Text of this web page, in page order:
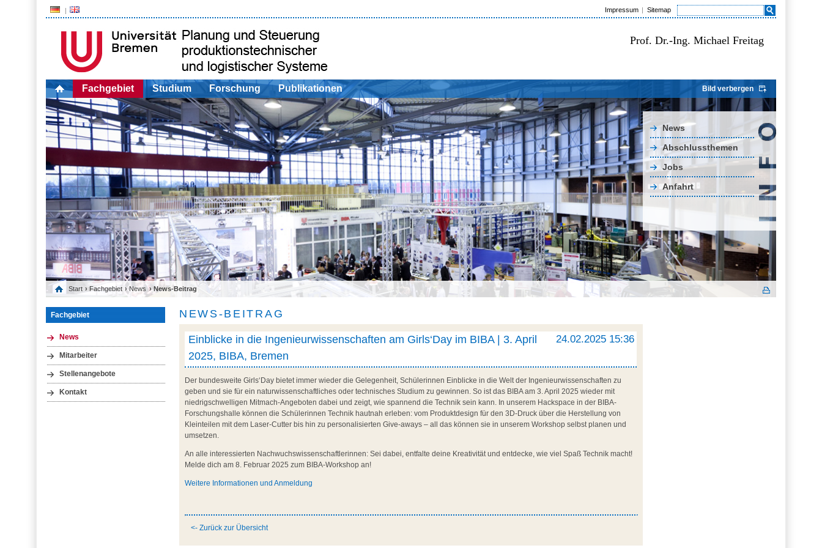
Impressum Sitemap
Prof. Dr.-Ing. Michael Freitag
Fachgebiet Studium Forschung Publikationen Bild verbergen
News
Abschlussthemen
Jobs
Anfahrt
Start › Fachgebiet ›News › News-Beitrag
Fachgebiet
News
Mitarbeiter
Stellenangebote
Kontakt
NEWS-BEITRAG
24.02.2025 15:36
Einblicke in die Ingenieurwissenschaften am Girls‘Day im BIBA | 3. April
2025, BIBA, Bremen
Der bundesweite Girls‘Day bietet immer wieder die Gelegenheit, Schülerinnen Einblicke in die Welt der Ingenieurwissenschaften zu
geben und sie für ein naturwissenschaftliches oder technisches Studium zu gewinnen. So ist das BIBA am 3. April 2025 wieder mit
niedrigschwelligen Mitmach-Angeboten dabei und zeigt, wie spannend die Technik sein kann. In unserem Hackspace in der BIBA-
Forschungshalle können die Schülerinnen Technik hautnah erleben: vom Produktdesign für den 3D-Druck über die Herstellung von
Kleinteilen mit dem Laser-Cutter bis hin zu personalisierten Give-aways – all das können sie in unserem Workshop selbst planen und
umsetzen.
An alle interessierten Nachwuchswissenschaftlerinnen: Sei dabei, entfalte deine Kreativität und entdecke, wie viel Spaß Technik macht!
Melde dich am 8. Februar 2025 zum BIBA-Workshop an!
Weitere Informationen und Anmeldung
<- Zurück zur Übersicht